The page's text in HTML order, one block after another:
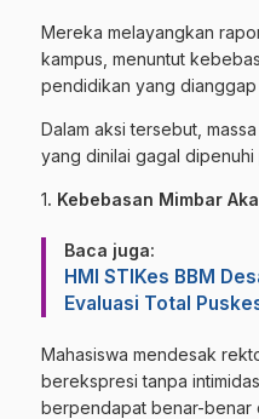
Mereka melayangkan
kampus, menuntut
pendidikan yang dianggap
Dalam aksi tersebut,
yang dinilai gagal dipenuhi
1. Kebebasan Mimbar
Baca juga:
HMI STIKes BBM
Evaluasi Total
Mahasiswa mendesak
berekspresi tanpa
berpendapat benar-benar